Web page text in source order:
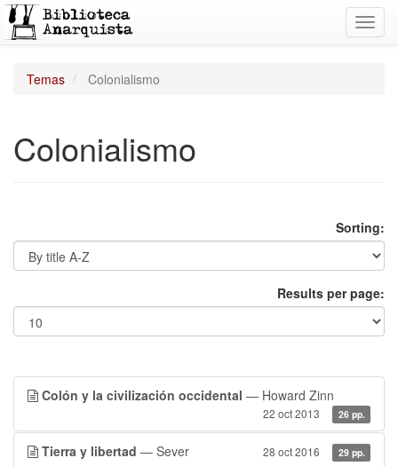
Temas Colonialismo
Colonialismo
Sorting:
Results per page:
Colón y la civilización occidental — Howard Zinn
22 oct 2013 26 pp.
Tierra y libertad — Sever 28 oct 2016 29 pp.